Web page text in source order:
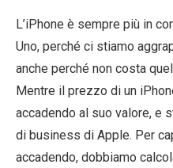
L’iPhone è sempre più in
Uno, perché ci stiamo
anche perché non costa
Mentre il prezzo di un
accadendo al suo valore, e
di business di Apple. Per
accadendo, dobbiamo